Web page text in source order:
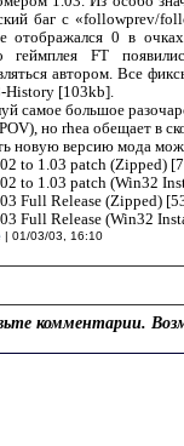
баг с «followprev/
отображался 0 в
геймплея FT
автором. Все
History [103kb].
самое большое
но rhea обещает в
новую версию мода
to 1.03 patch (Zipped)
to 1.03 patch (Win32
Full Release (Zipped)
Full Release (Win32
| 01/03/03, 16:10
комментарии.